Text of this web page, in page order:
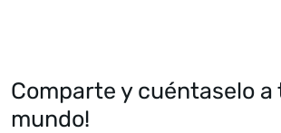
Comparte y cuéntaselo a
mundo!